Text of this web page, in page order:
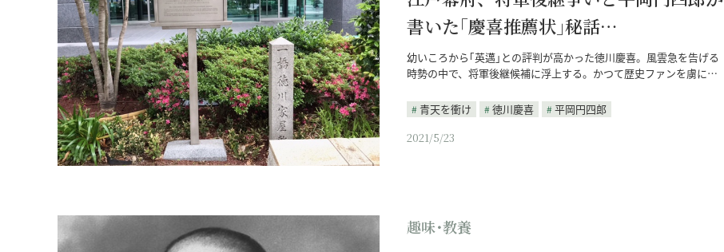
書いた｢慶喜推薦状｣秘話…
幼いころから｢英邁｣との評判が高かった徳川慶喜。風雲急を告げる
時勢の中で、将軍後継候補に浮上する。かつて歴史ファンを虜に…
青天を衝け 徳川慶喜
平岡円四郎
2021/5/23
趣味･教養